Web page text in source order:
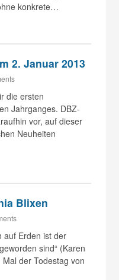
konkrete…
2. Januar 2013
die ersten
Jahrganges. DBZ-
vor, auf dieser
Neuheiten
Blixen
auf Erden ist der
sind“ (Karen
der Todestag von